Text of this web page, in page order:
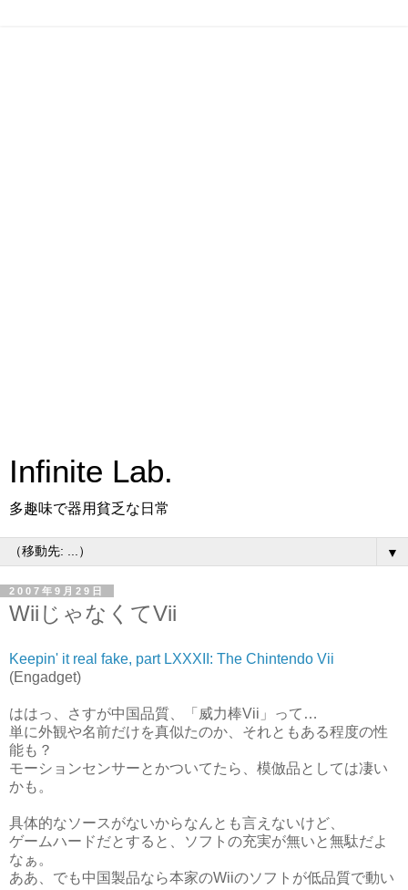
Infinite Lab.
多趣味で器用貧乏な日常
▼
2007年9月29日
WiiじゃなくてVii
Keepin' it real fake, part LXXXII: The Chintendo Vii
(Engadget)
ははっ、さすが中国品質、「威力棒Vii」って…
単に外観や名前だけを真似たのか、それともある程度の性
能も？
モーションセンサーとかついてたら、模倣品としては凄い
かも。
具体的なソースがないからなんとも言えないけど、
ゲームハードだとすると、ソフトの充実が無いと無駄だよ
なぁ。
ああ、でも中国製品なら本家のWiiのソフトが低品質で動い